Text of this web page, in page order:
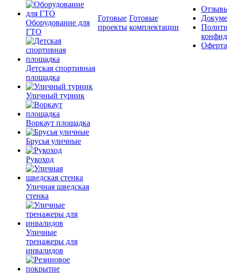
Оборудование для
ГТО
Детская спортивная
площадка
Уличный турник
Воркаут площадка
Брусья уличные
Рукоход
Уличная шведская
стенка
Уличные
тренажеры для
инвалидов
Готовые
проекты
Готовые
комплектации
Оферта